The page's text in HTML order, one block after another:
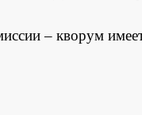
– кворум